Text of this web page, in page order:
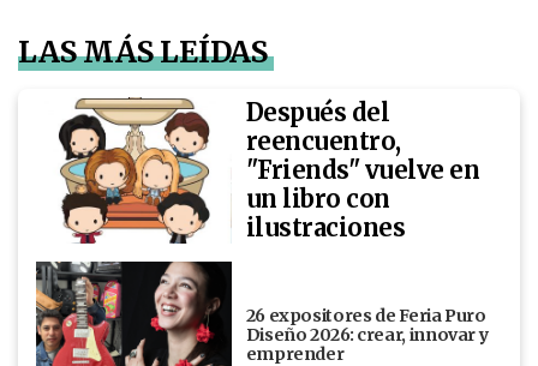
LAS MÁS LEÍDAS
Después del
reencuentro,
"Friends" vuelve en
un libro con
ilustraciones
26 expositores de Feria Puro
Diseño 2026: crear, innovar y
emprender